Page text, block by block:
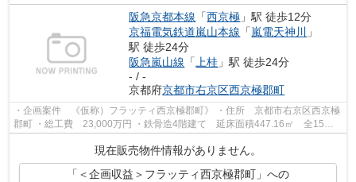
阪急京都本線 「西京極 」駅 徒歩12分
京福電気鉄道嵐山本線 「嵐電天神川 」
駅 徒歩24分
阪急嵐山線 「 上桂 」駅 徒歩24分
- / -
京都府京都市右京区西京極郡町
・企画案件 《仮称）フラッティ西京極郡町》 ・住所 京都市右京区西京極
郡町 ・総工費 23,000万円 ・鉄骨造4階建て 延床面積447.16㎡ 全15戸
現在販売物件情報がありません。
「＜企画収益＞フラッティ西京極郡町」への